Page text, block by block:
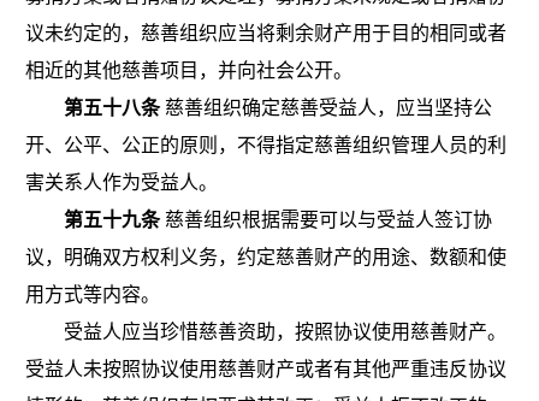
议未约定的，慈善组织应当将剩余财产用于目的相同或者
相近的其他慈善项目，并向社会公开。
第五十八条慈善组织确定慈善受益人，应当坚持公
开、公平、 公正的原则，不得指定慈善组织管理人员的利
害关系人作为受益人。
第五十九条慈善组织根据需要可以与受益人签订协
议，明确双方权利义务，约定慈善财产的用途、数额和使
用方式等内容。
受益人应当珍惜慈善资助，按照协议使用慈善财产。
受益人未按照协议使用慈善财产或者有其他严重违反协议